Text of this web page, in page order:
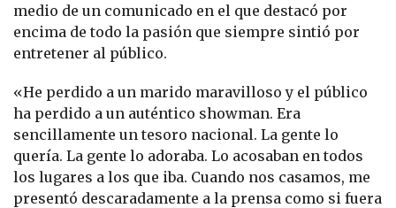
medio de un comunicado en el que destacó por
encima de todo la pasión que siempre sintió por
entretener al público.
«He perdido a un marido maravilloso y el público
ha perdido a un auténtico showman. Era
sencillamente un tesoro nacional. La gente lo
quería. La gente lo adoraba. Lo acosaban en todos
los lugares a los que iba. Cuando nos casamos, me
presentó descaradamente a la prensa como si fuera